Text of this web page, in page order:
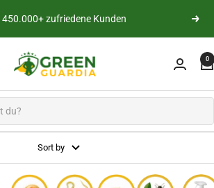
Persönliche Expertenberatung Next
Green Guardia - Ihr Experte für Schädlinge und 0
Sort by